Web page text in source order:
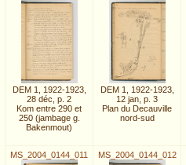
DEM 1, 1922-1923,
28 déc, p. 2
Kom entre 290 et
250 (jambage g.
Bakenmout)
DEM 1, 1922-1923,
12 jan, p. 3
Plan du Decauville
nord-sud
MS_2004_0144_011
MS_2004_0144_012